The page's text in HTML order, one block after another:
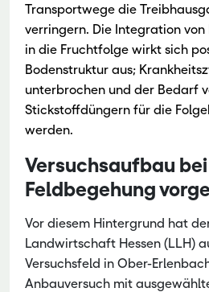
Transportwege die
verringern. Die Integration von
in die Fruchtfolge wirkt sich
Bodenstruktur aus;
unterbrochen und der Bedarf
Stickstoffdüngern für die
werden.
Versuchsaufbau bei
Feldbegehung
Vor diesem Hintergrund hat
Landwirtschaft Hessen (LLH)
Versuchsfeld in Ober-
Anbauversuch mit